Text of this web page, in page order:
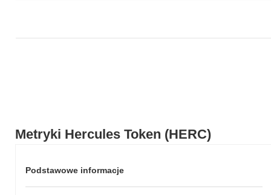
Metryki Hercules Token (HERC)
Podstawowe informacje